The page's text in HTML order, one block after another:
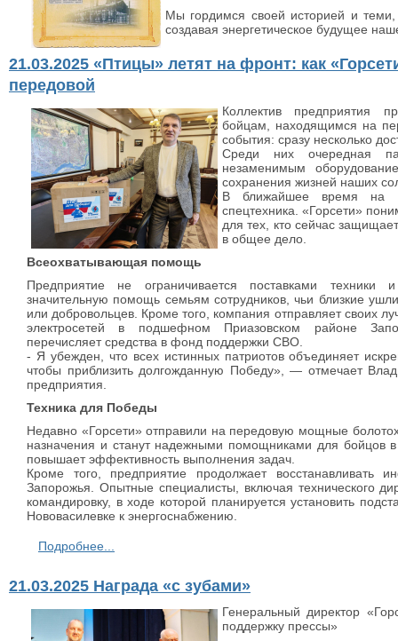
Мы гордимся своей историей и теми,
создавая энергетическое будущее
21.03.2025 «Птицы» летят на фронт: как
передовой
Коллектив предприятия
бойцам, находящимся на
события: сразу несколько
Среди них очередная
незаменимым
сохранения жизней наших
В ближайшее время на
спецтехника. «Горсети»
для тех, кто сейчас
в общее дело.
Всеохватывающая помощь
Предприятие не ограничивается поставками техники
значительную помощь семьям сотрудников, чьи близкие
или добровольцев. Кроме того, компания отправляет своих
электросетей в подшефном Приазовском районе
перечисляет средства в фонд поддержки СВО.
- Я убежден, что всех истинных патриотов объединяет
чтобы приблизить долгожданную Победу», — отмечает
предприятия.
Техника для Победы
Недавно «Горсети» отправили на передовую мощные
назначения и станут надежными помощниками для бойцов
повышает эффективность выполнения задач.
Кроме того, предприятие продолжает восстанавливать
Запорожья. Опытные специалисты, включая технического
командировку, в ходе которой планируется установить
Нововасилевке к энергоснабжению.
Подробнее...
21.03.2025 Награда «с зубами»
Генеральный директор
поддержку прессы»